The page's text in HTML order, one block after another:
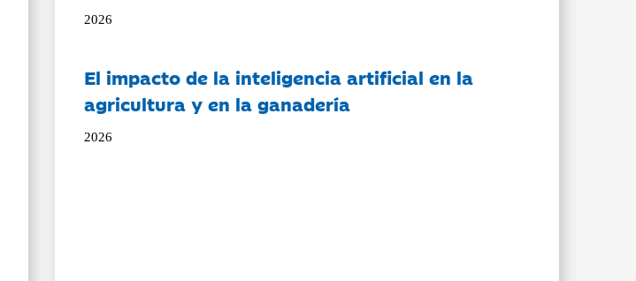
2026
El impacto de la inteligencia artificial en la
agricultura y en la ganadería
2026